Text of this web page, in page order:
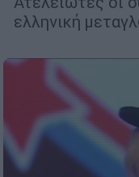
ελληνική